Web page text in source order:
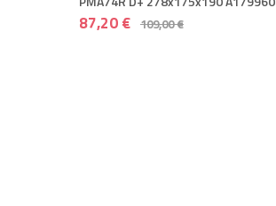
87,20 € 109,00 €